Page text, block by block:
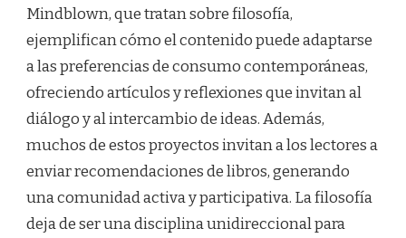
Mindblown, que tratan sobre filosofía,
ejemplifican cómo el contenido puede adaptarse
a las preferencias de consumo contemporáneas,
ofreciendo artículos y reflexiones que invitan al
diálogo y al intercambio de ideas. Además,
muchos de estos proyectos invitan a los lectores a
enviar recomendaciones de libros, generando
una comunidad activa y participativa. La filosofía
deja de ser una disciplina unidireccional para